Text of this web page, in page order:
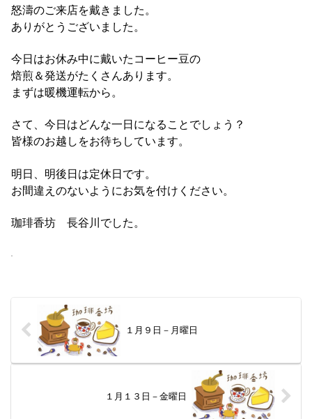
怒濤のご来店を戴きました。
ありがとうございました。
今日はお休み中に戴いたコーヒー豆の
焙煎＆発送がたくさんあります。
まずは暖機運転から。
さて、今日はどんな一日になることでしょう？
皆様のお越しをお待ちしています。
明日、明後日は定休日です。
お間違えのないようにお気を付けください。
珈琲香坊 長谷川でした。
１月９日－月曜日
１月１３日－金曜日